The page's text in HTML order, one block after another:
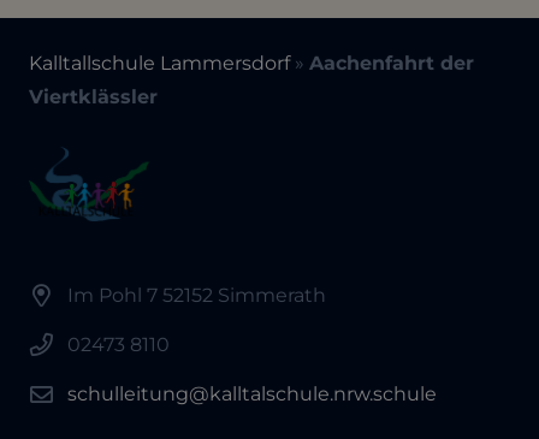
Kalltallschule Lammersdorf» Aachenfahrt der
Viertklässler
Im Pohl 7 52152 Simmerath
02473 8110
schulleitung@kalltalschule.nrw.schule